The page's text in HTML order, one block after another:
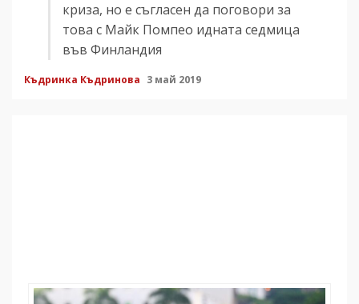
криза, но е съгласен да поговори за
това с Майк Помпео идната седмица
във Финландия
Къдринка Къдринова 3 май 2019